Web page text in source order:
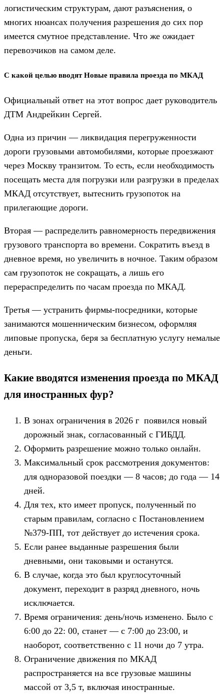
логистическим структурам, дают разъяснения, о
многих нюансах получения разрешения до сих пор
имеется смутное представление. Что же ожидает
перевозчиков на самом деле.
С какой целью вводят Новые правила проезда по МКАД
Официальный ответ на этот вопрос дает руководитель
ДТМ Андрейкин Сергей.
Одна из причин — ликвидация перегруженности
дороги грузовыми автомобилями, которые проезжают
через Москву транзитом. То есть, если необходимость
посещать места для погрузки или разгрузки в пределах
МКАД отсутствует, вытеснить грузопоток на
прилегающие дороги.
Вторая — распределить равномерность передвижения
грузового транспорта во времени. Сократить въезд в
дневное время, но увеличить в ночное. Таким образом
сам грузопоток не сокращать, а лишь его
перераспределить по часам проезда по МКАД.
Третья — устранить фирмы-посредники, которые
занимаются мошенническим бизнесом, оформляя
липовые пропуска, беря за бесплатную услугу немалые
деньги.
Какие вводятся изменения проезда по МКАД
для иностранных фур?
В зонах ограничения в 2026 г появился новый
дорожный знак, согласованный с ГИБДД.
Оформить разрешение можно только онлайн.
Максимальный срок рассмотрения документов:
для одноразовой поездки — 8 часов; до года — 14
дней.
Для тех, кто имеет пропуск, полученный по
старым правилам, согласно с Постановлением
№379-ПП, тот действует до истечения срока.
Если ранее выданные разрешения были
дневными, они таковыми и останутся.
В случае, когда это был круглосуточный
документ, переходит в разряд дневного, ночь
исключается.
Время ограничения: день/ночь изменено. Было с
6:00 до 22: 00, станет — с 7:00 до 23:00, и
наоборот, соответственно с 11 ночи до 7 утра.
Ограничение движения по МКАД
распространяется на все грузовые машины
массой от 3,5 т, включая иностранные.